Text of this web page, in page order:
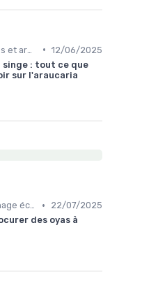
• 12/06/2025
singe : tout ce que
sur l'araucaria
Outils pour jardinage écologique •
22/07/2025
des oyas à